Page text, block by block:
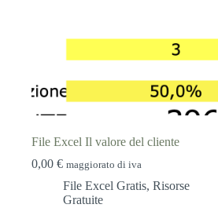
File Excel Il valore del cliente
0,00 € maggiorato di iva
File Excel Gratis, Risorse
Gratuite